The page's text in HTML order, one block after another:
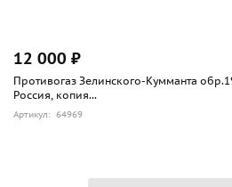
12 000 ₽
Противогаз Зелинского-Кумманта
Россия, копия...
Артикул: 64969